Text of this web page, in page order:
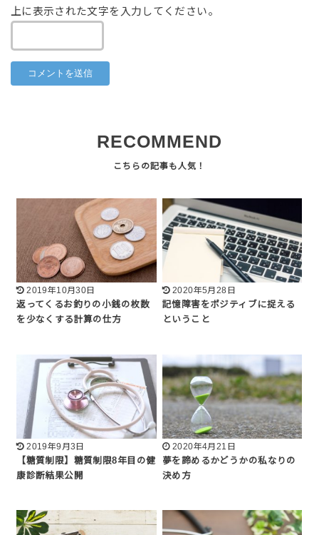
上に表示された文字を入力してください。
RECOMMEND
2019年10月30日
返ってくるお釣りの小銭の枚数
を少なくする計算の仕方
2020年5月28日
記憶障害をポジティブに捉える
ということ
2019年9月3日
【糖質制限】糖質制限8年目の健
康診断結果公開
2020年4月21日
夢を諦めるかどうかの私なりの
決め方